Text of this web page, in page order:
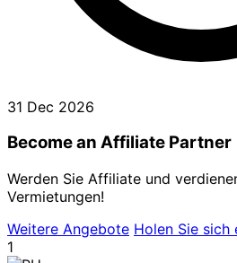
31 Dec 2026
Become an Affiliate Partner
Werden Sie Affiliate und
Vermietungen!
Weitere Angebote Holen Sie sich
1